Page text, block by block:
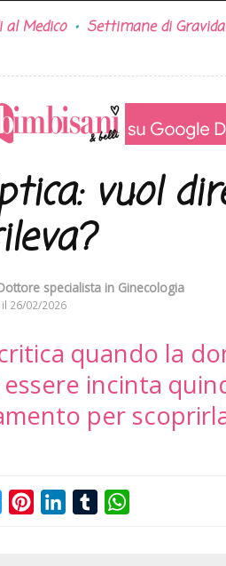
al Medico Settimane di
vuol
specialista in Ginecologia
26/02/2026
quando la
incinta
per
TwitterPinterestLinkedInTumblr